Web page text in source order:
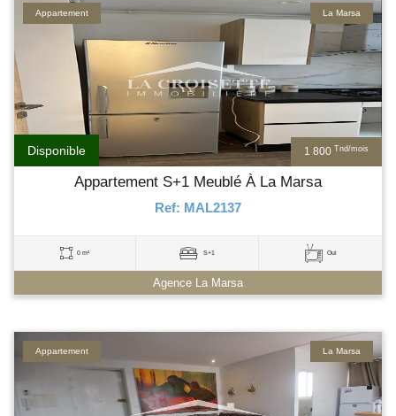
1 800 Tnd/mois
Disponible
La Marsa
Appartement
Appartement S+1 Meublé À La Marsa
Ref: MAL2137
0 m² S+1 Oui
Agence La Marsa
La Marsa
Appartement